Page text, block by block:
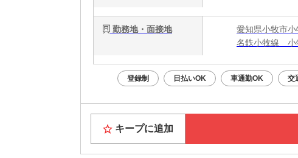
勤務地・面接地
愛知県小牧市小
名鉄小牧線 小
登録制 日払いOK 車通勤OK 交
キープに追加